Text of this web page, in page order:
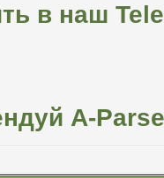
в наш
A-